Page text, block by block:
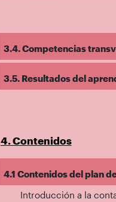
3.4. Competencias
3.5. Resultados del
4. Contenidos
4.1 Contenidos del plan
Introducción a la